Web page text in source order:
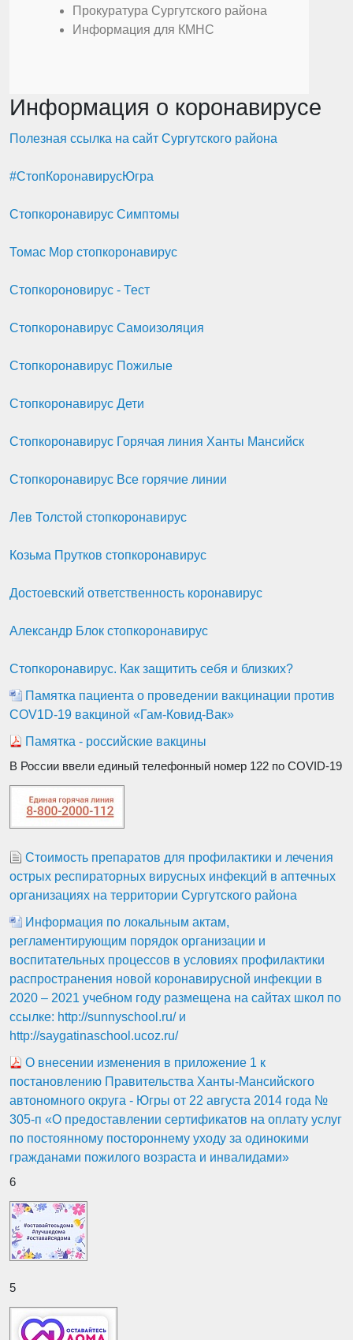
Информация о коронавирусе
Полезная ссылка на сайт Сургутского района
#СтопКоронавирусЮгра
Стопкоронавирус Симптомы
Томас Мор стопкоронавирус
Стопкороновирус - Тест
Стопкоронавирус Самоизоляция
Стопкоронавирус Пожилые
Стопкоронавирус Дети
Стопкоронавирус Горячая линия Ханты Мансийск
Стопкоронавирус Все горячие линии
Лев Толстой стопкоронавирус
Козьма Прутков стопкоронавирус
Достоевский ответственность коронавирус
Александр Блок стопкоронавирус
Стопкоронавирус. Как защитить себя и близких?
Памятка пациента о проведении вакцинации против
COV1D-19 вакциной «Гам-Ковид-Вак»
Памятка - российские вакцины
В России ввели единый телефонный номер 122 по COVID-19
Стоимость препаратов для профилактики и лечения
острых респираторных вирусных инфекций в аптечных
организациях на территории Сургутского района
Информация по локальным актам,
регламентирующим порядок организации и
воспитательных процессов в условиях профилактики
распространения новой коронавирусной инфекции в
2020 – 2021 учебном году размещена на сайтах школ по
ссылке: http://sunnyschool.ru/ и
http://saygatinaschool.ucoz.ru/
О внесении изменения в приложение 1 к
постановлению Правительства Ханты-Мансийского
автономного округа - Югры от 22 августа 2014 года №
305-п «О предоставлении сертификатов на оплату услуг
по постоянному постороннему уходу за одинокими
гражданами пожилого возраста и инвалидами»
6
5
Прокуратура Сургутского района
Информация для КМНС